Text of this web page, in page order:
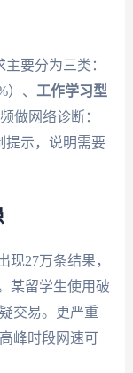
要分为三类：
）、 工作学习型
做网络诊断：
提示，说明需要
现27万条结果，
某留学生使用破
交易。更严重
峰时段网速可